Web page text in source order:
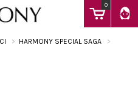
0
HARMONY SPECIAL SAGA